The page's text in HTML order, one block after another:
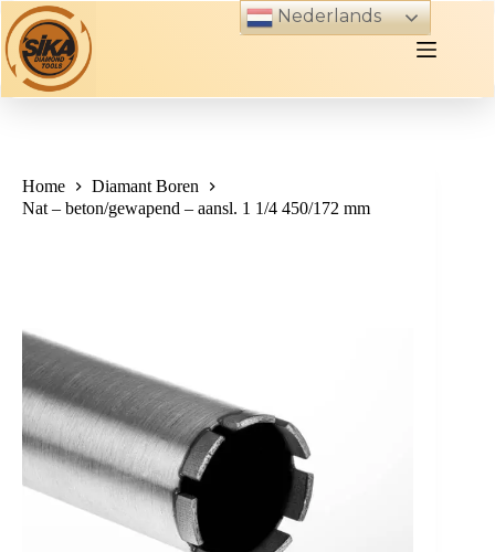
Skip
to
content
Home
Diamant Boren
Nat – beton/gewapend – aansl. 1 1/4 450/172 mm
Nederlands